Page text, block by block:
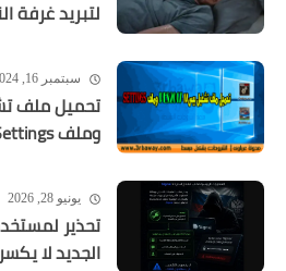
لتبريد غرفة
سبتمبر 16, 2024
وملف Settings
يونيو 28, 2026
الجديد لا